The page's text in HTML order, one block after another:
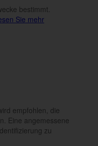
bestimmt.
Sie mehr
empfohlen, die
Eine angemessene
zu